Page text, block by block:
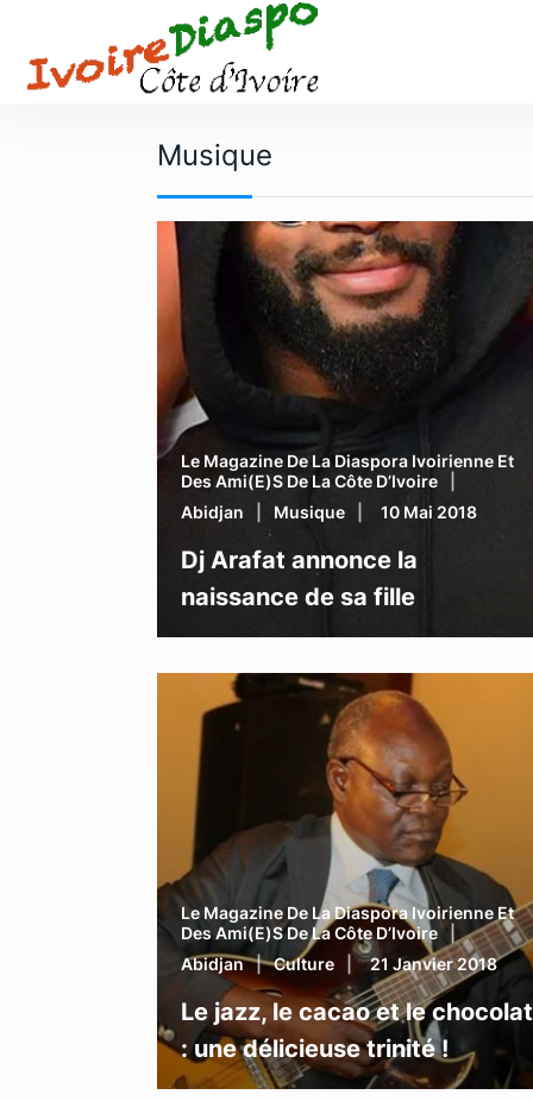
Musique
Le Magazine De La Diaspora Ivoirienne Et
Des Ami(e)s De La Côte D’Ivoire
Abidjan
Musique 10 Mai 2018
Dj Arafat annonce la
naissance de sa fille
Le Magazine De La Diaspora Ivoirienne Et
Des Ami(e)s De La Côte D’Ivoire
Abidjan
Culture 21 Janvier 2018
Le jazz, le cacao et le chocolat
: une délicieuse trinité !